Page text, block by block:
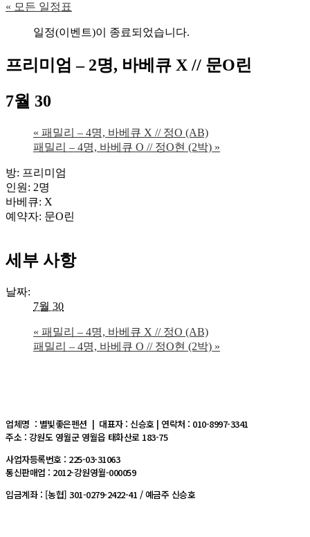
« 모든 일정표
일정(이벤트)이 종료되었습니다.
프리미엄 – 2명, 바베큐 X // 문O린
7월 30
« 패밀리 – 4명, 바베큐 X // 정O (AB)
패밀리 – 4명, 바베큐 O // 정O현 (2박) »
방: 프리미엄
인원: 2명
바베큐: X
예약자: 문O린
세부 사항
날짜:
7월 30
« 패밀리 – 4명, 바베큐 X // 정O (AB)
패밀리 – 4명, 바베큐 O // 정O현 (2박) »
업체명 : 별빛좋은펜션 | 대표자 : 신승호 | 연락처 : 010-8997-3341
주소 : 강원도 영월군 영월읍 태화산로 183-75
사업자등록번호 : 225-03-31063
통신판매업 : 2012-강원영월-000059
입금계좌 : [농협] 301-0279-2422-41 / 예금주 신승호